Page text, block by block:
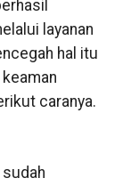
layanan
hal itu
caranya.